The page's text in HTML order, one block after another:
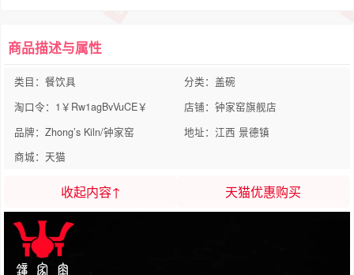
商品描述与属性
类目：餐饮具
分类：盖碗
淘口令：1￥Rw1agBvVuCE￥
店铺：钟家窑旗舰店
品牌：Zhong’s Kiln/钟家窑
地址：江西 景德镇
商城：天猫
收起内容↑ 天猫优惠购买